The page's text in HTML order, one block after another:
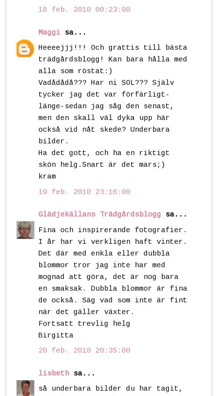
18 feb. 2010 00:23:00
Maggi sa...
Heeeejjj!!! Och grattis till bästa
trädgårdsblogg! Kan bara hålla med
alla som röstat:)
Vadådådå??? Har ni SOL??? Själv
tycker jag det var förfärligt-
länge-sedan jag såg den senast,
men den skall väl dyka upp här
också vid nåt skede? Underbara
bilder.
Ha det gott, och ha en riktigt
skön helg.Snart är det mars;)
kram
19 feb. 2010 23:16:00
Glädjekällans Trädgårdsblogg sa...
Fina och inspirerande fotografier.
I år har vi verkligen haft vinter.
Det där med enkla eller dubbla
blommor tror jag inte har med
mognad att göra, det är nog bara
en smaksak. Dubbla blommor är fina
de också. Säg vad som inte är fint
när det gäller växter.
Fortsatt trevlig helg
Birgitta
20 feb. 2010 20:35:00
lisbeth sa...
så underbara bilder du har tagit,